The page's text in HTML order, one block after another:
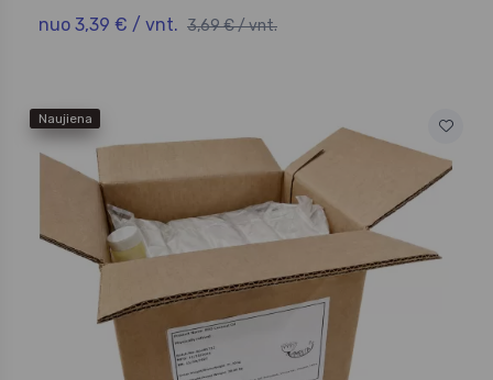
nuo 3,39 € / vnt. 3,69 € / vnt.
Naujiena